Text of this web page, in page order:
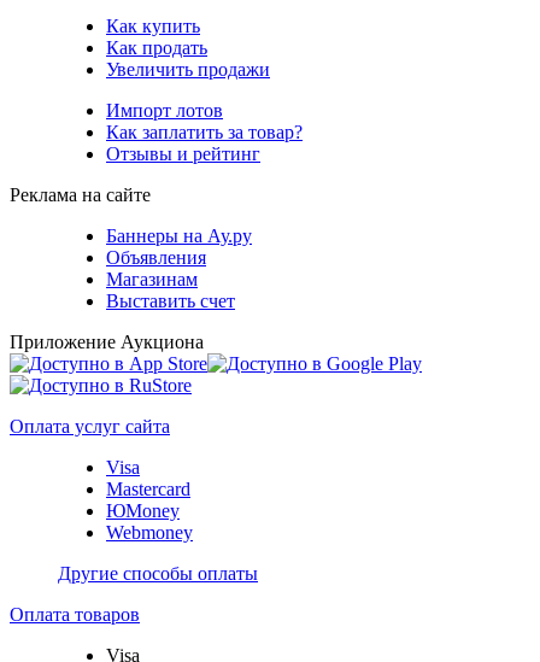
Как купить
Как продать
Увеличить продажи
Импорт лотов
Как заплатить за товар?
Отзывы и рейтинг
Реклама на сайте
Баннеры на Ау.ру
Объявления
Магазинам
Выставить счет
Приложение Аукциона
Оплата услуг сайта
Visa
Mastercard
ЮMoney
Webmoney
Другие способы оплаты
Оплата товаров
Visa